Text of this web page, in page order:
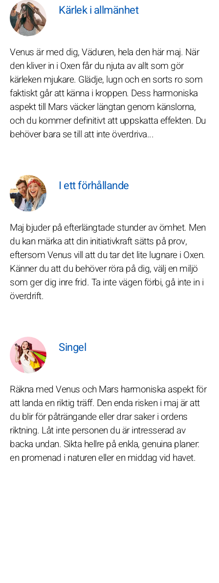
Kärlek i allmänhet
Venus är med dig, Väduren, hela den här maj. När
den kliver in i Oxen får du njuta av allt som gör
kärleken mjukare. Glädje, lugn och en sorts ro som
faktiskt går att känna i kroppen. Dess harmoniska
aspekt till Mars väcker längtan genom känslorna,
och du kommer definitivt att uppskatta effekten. Du
behöver bara se till att inte överdriva...
I ett förhållande
Maj bjuder på efterlängtade stunder av ömhet. Men
du kan märka att din initiativkraft sätts på prov,
eftersom Venus vill att du tar det lite lugnare i Oxen.
Känner du att du behöver röra på dig, välj en miljö
som ger dig inre frid. Ta inte vägen förbi, gå inte in i
överdrift.
Singel
Räkna med Venus och Mars harmoniska aspekt för
att landa en riktig träff. Den enda risken i maj är att
du blir för påträngande eller drar saker i ordens
riktning. Låt inte personen du är intresserad av
backa undan. Sikta hellre på enkla, genuina planer:
en promenad i naturen eller en middag vid havet.